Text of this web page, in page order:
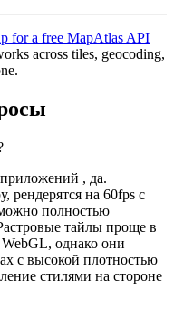
for a free MapAtlas API
across tiles, geocoding,
, да.
рендерятся на 60fps с
полностью
тайлы проще в
однако они
с высокой плотностью
стилями на стороне